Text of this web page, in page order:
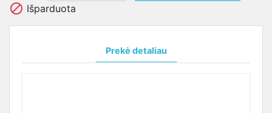
 Išparduota
Prekė detaliau